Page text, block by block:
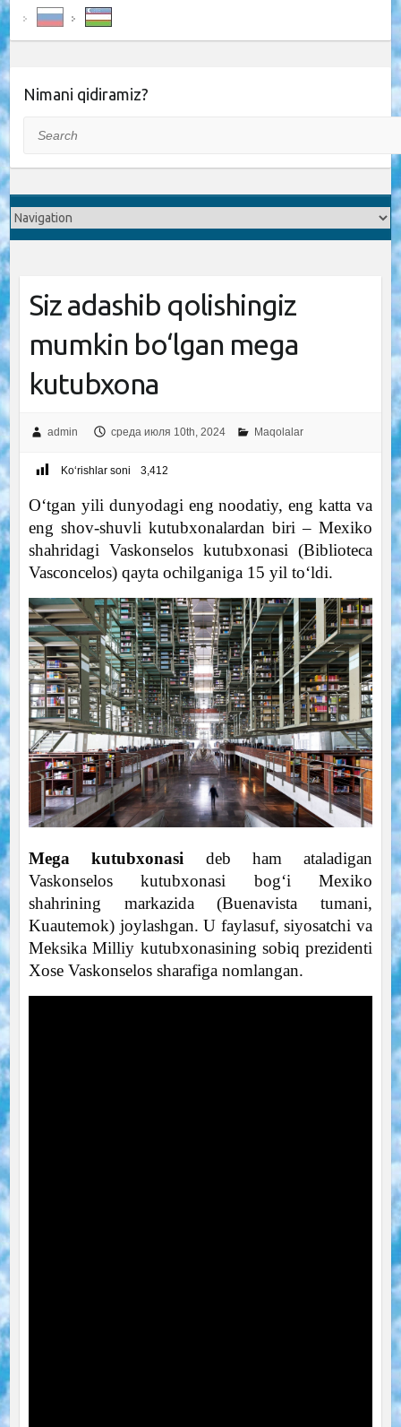
Nimani qidiramiz?
Siz adashib qolishingiz
mumkin bo‘lgan mega
kutubxona
admin среда июля 10th, 2024 Maqolalar
Ko‘rishlar soni 3,412
O‘tgan yili dunyodagi eng noodatiy, eng katta va
eng shov-shuvli kutubxonalardan biri – Mexiko
shahridagi Vaskonselos kutubxonasi (Biblioteca
Vasconcelos) qayta ochilganiga 15 yil to‘ldi.
Mega kutubxonasi deb ham ataladigan
Vaskonselos kutubxonasi bog‘i Mexiko
shahrining markazida (Buenavista tumani,
Kuautemok) joylashgan. U faylasuf, siyosatchi va
Meksika Milliy kutubxonasining sobiq prezidenti
Xose Vaskonselos sharafiga nomlangan.